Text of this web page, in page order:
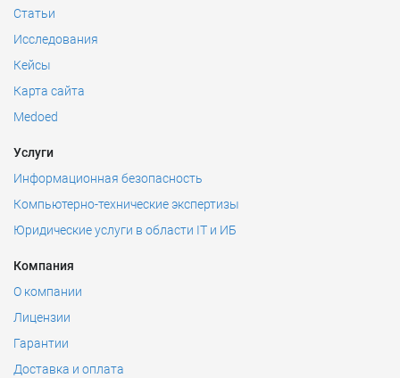
Статьи
Исследования
Кейсы
Карта сайта
Medoed
Услуги
Информационная безопасность
Компьютерно-технические экспертизы
Юридические услуги в области IT и ИБ
Компания
О компании
Лицензии
Гарантии
Доставка и оплата